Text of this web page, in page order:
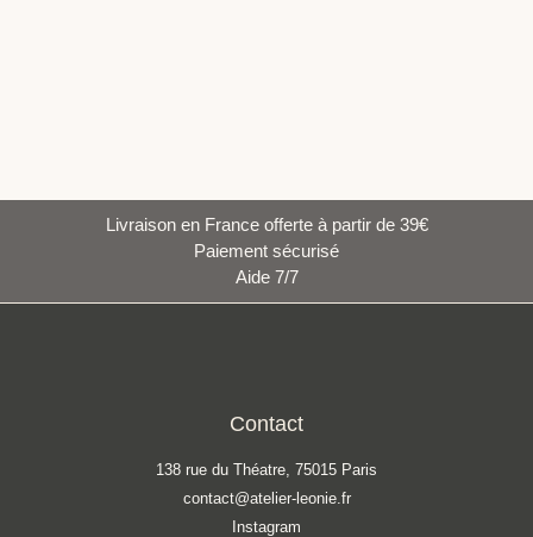
Livraison en France offerte à partir de 39€
Paiement sécurisé
Aide 7/7
Contact
138 rue du Théatre, 75015 Paris
contact@atelier-leonie.fr
Instagram